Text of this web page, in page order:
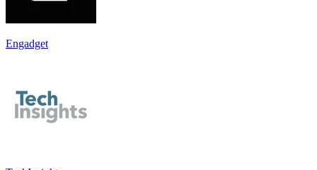
Engadget